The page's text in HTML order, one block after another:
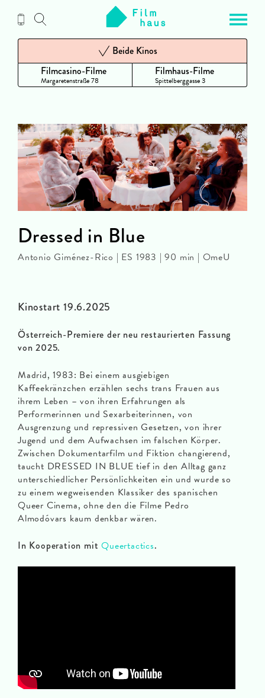
Inhalt
Filmcasino-Filme
Margaretenstraße 78
Beide Kinos
Filmhaus-Filme
Spittelberggasse 3
Kinostart 19.6.2025
Österreich-Premiere der neu restaurierten Fassung
von 2025.
Madrid, 1983: Bei einem ausgiebigen
Kaffeekränzchen erzählen sechs trans Frauen aus
ihrem Leben – von ihren Erfahrungen als
Performerinnen und Sexarbeiterinnen, von
Ausgrenzung und repressiven Gesetzen, von ihrer
Jugend und dem Aufwachsen im falschen Körper.
Zwischen Dokumentarfilm und Fiktion changierend,
taucht DRESSED IN BLUE tief in den Alltag ganz
unterschiedlicher Persönlichkeiten ein und wurde so
zu einem wegweisenden Klassiker des spanischen
Queer Cinema, ohne den die Filme Pedro
Almodóvars kaum denkbar wären.
In Kooperation mitQueertactics.
Dressed in Blue
Antonio Giménez-Rico | ES 1983 | 90 min | OmeU